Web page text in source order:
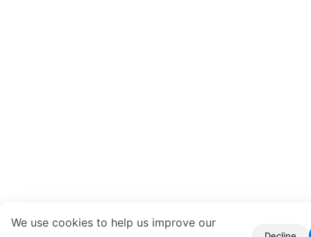
We use cookies to help us improve our